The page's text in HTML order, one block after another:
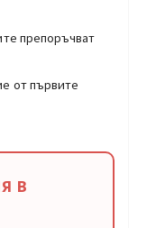
препоръчват
от първите
В